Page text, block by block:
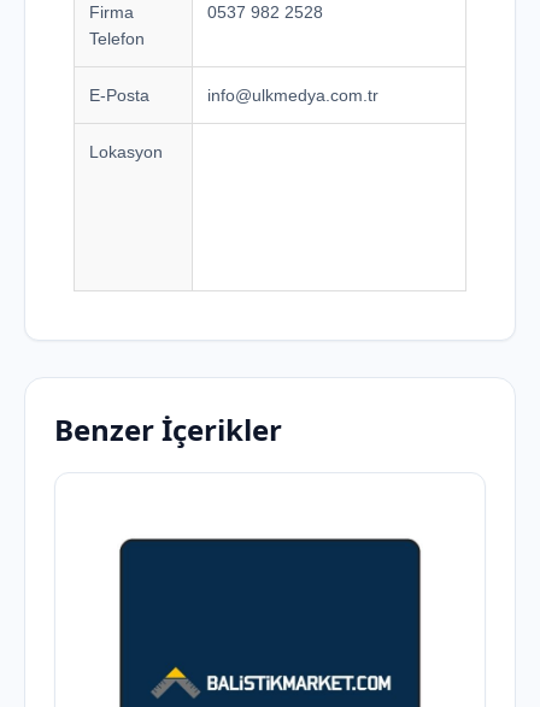
Firma
Telefon
0537 982 2528
E-Posta info@ulkmedya.com.tr
Lokasyon
Benzer İçerikler